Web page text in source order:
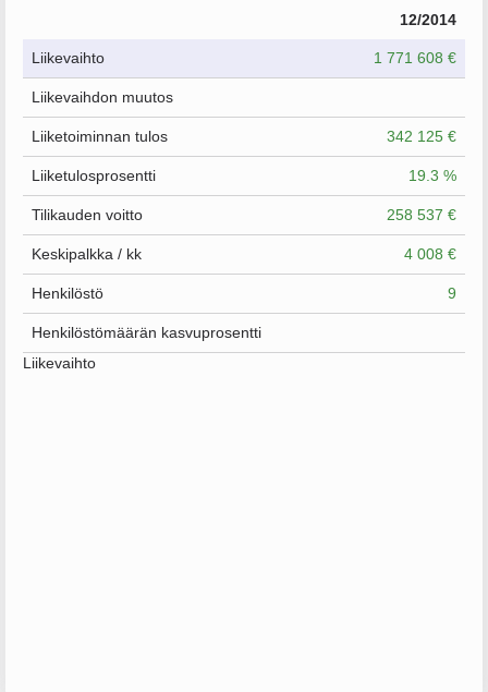
12/2014
Liikevaihto 1 771 608 €
Liikevaihdon muutos
Liiketoiminnan tulos 342 125 €
Liiketulosprosentti 19.3 %
Tilikauden voitto 258 537 €
Keskipalkka / kk 4 008 €
Henkilöstö 9
Henkilöstömäärän kasvuprosentti
Liikevaihto